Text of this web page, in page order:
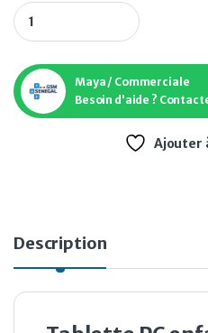
Tablette PC enfant MODIO
Maya / Commerciale
Besoin d'aide ?
Ajouter
Description